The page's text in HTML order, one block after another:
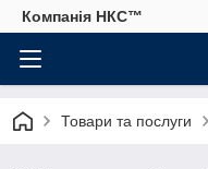
Компанія НКС™
Товари та послуги